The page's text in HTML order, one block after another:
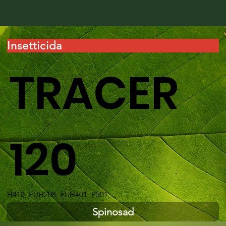
H410, EUH208, EUH401, P501
TRACER
120
Insetticida
Spinosad